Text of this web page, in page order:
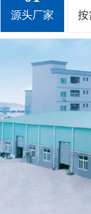
源头厂家 按